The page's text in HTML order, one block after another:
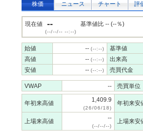
株価 ニュース チャート 評
現在値 --
(--/--/-- --:--)
基準値比 -- (--％)
始値 -- (--:--)
基準値
高値
-- (--:--)
出来高
安値
-- (--:--) 売買代金
VWAP -- 売買単位
年初来高値 1,409.9
(26/06/18)
年初来安
上場来高値 --
(--/--/--)
上場来安